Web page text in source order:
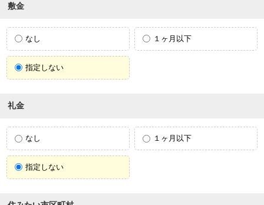
敷金
なし １ヶ月以下
指定しない
礼金
なし １ヶ月以下
指定しない